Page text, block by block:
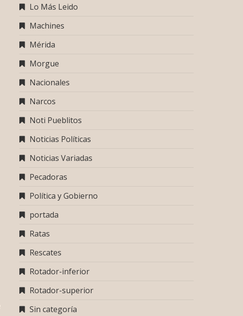
Lo Más Leido
Machines
Mérida
Morgue
Nacionales
Narcos
Noti Pueblitos
Noticias Políticas
Noticias Variadas
Pecadoras
Política y Gobierno
portada
Ratas
Rescates
Rotador-inferior
Rotador-superior
Sin categoría